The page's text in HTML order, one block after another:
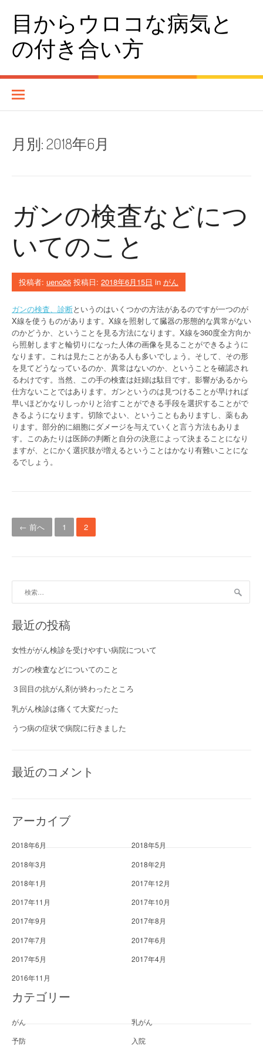
目からウロコな病気と
の付き合い方
月別:2018年6月
ガンの検査などにつ
いてのこと
投稿者: ueno26 投稿日: 2018年6月15日 in がん
ガンの検査、診断というのはいくつかの方法があるのですが一つのが
X線を使うものがあります。X線を照射して臓器の形態的な異常がない
のかどうか、ということを見る方法になります。X線を360度全方向か
ら照射しますと輪切りになった人体の画像を見ることができるように
なります。これは見たことがある人も多いでしょう。そして、その形
を見てどうなっているのか、異常はないのか、ということを確認され
るわけです。当然、この手の検査は妊婦は駄目です。影響があるから
仕方ないことではあります。ガンというのは見つけることが早ければ
早いほどかなりしっかりと治すことができる手段を選択することがで
きるようになります。切除でよい、ということもありますし、薬もあ
ります。部分的に細胞にダメージを与えていくと言う方法もありま
す。このあたりは医師の判断と自分の決意によって決まることになり
ますが、とにかく選択肢が増えるということはかなり有難いことにな
るでしょう。
投稿ナビゲーション
← 前へ 1 2
最近の投稿
女性ががん検診を受けやすい病院について
ガンの検査などについてのこと
３回目の抗がん剤が終わったところ
乳がん検診は痛くて大変だった
うつ病の症状で病院に行きました
最近のコメント
アーカイブ
2018年6月
2018年5月
2018年3月
2018年2月
2018年1月
2017年12月
2017年11月
2017年10月
2017年9月
2017年8月
2017年7月
2017年6月
2017年5月
2017年4月
2016年11月
カテゴリー
がん
乳がん
予防
入院